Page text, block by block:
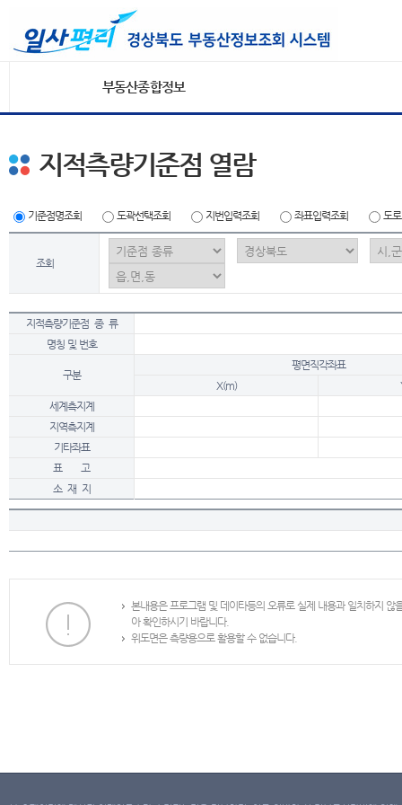
부동산종합정보
지적측량기준점 열람
기준점명조회 도곽선택조회 지번입력조회 좌표입력조회 도
조회
지적측량기준점 종 류
명칭 및 번호
구분
평면직각좌표
X(m)
세계측지계
지역측지계
기타좌표
표 고
소 재 지
본내용은 프로그램 및 데이타등의 오류로 실제 내용과 일치하지
아 확인하시기 바랍니다.
위도면은 측량용으로 활용할 수 없습니다.